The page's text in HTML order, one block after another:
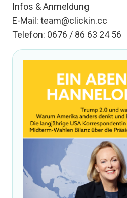
Infos & Anmeldung
E-Mail: team@clickin.cc
Telefon: 0676 / 86 63 24 56